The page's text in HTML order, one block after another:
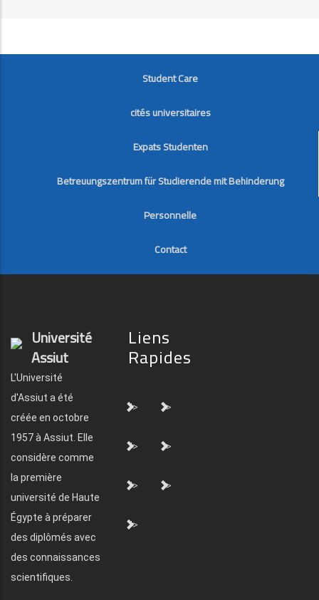
FOOTER
Student Care
cités universitaires
Expats Studenten
Betreuungszentrum für Studierende mit Behinderung
Personnelle
Contact
Université
Assiut
L'Université
d'Assiut a été
créée en octobre
1957 à Assiut. Elle
considère comme
la première
université de Haute
Égypte à préparer
des diplômés avec
des connaissances
scientifiques.
Liens
Rapides
"> ">
"> ">
"> ">
">